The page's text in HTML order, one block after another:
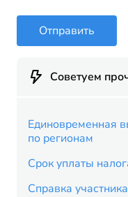
Отправить
Советуем
Единовременная
по регионам
Срок уплаты
Справка